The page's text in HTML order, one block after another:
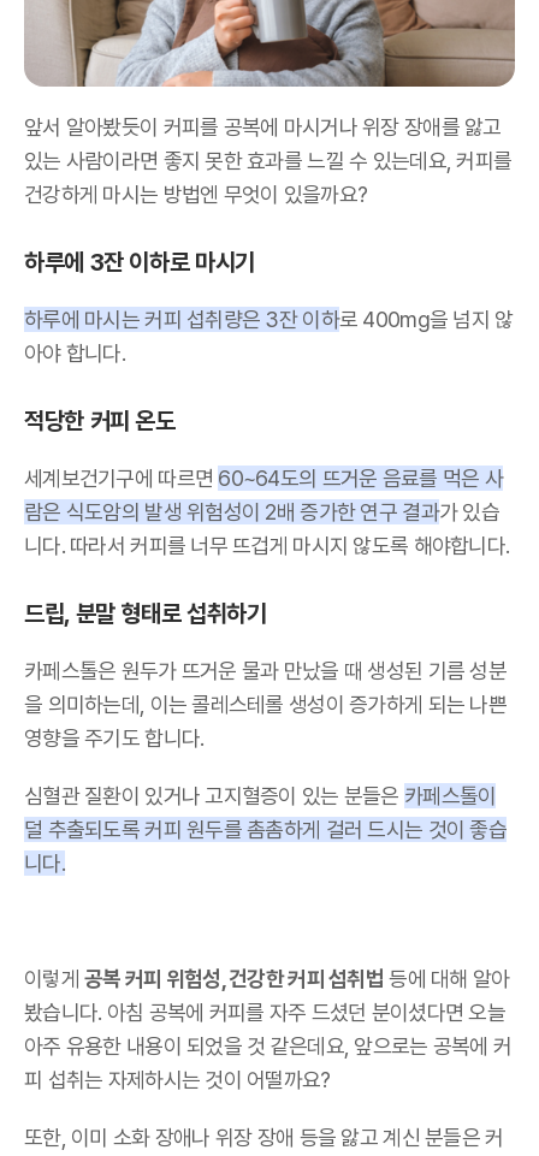
앞서 알아봤듯이 커피를 공복에 마시거나 위장 장애를 앓고
있는 사람이라면 좋지 못한 효과를 느낄 수 있는데요, 커피를
건강하게 마시는 방법엔 무엇이 있을까요?
하루에 3잔 이하로 마시기
하루에 마시는 커피 섭취량은 3잔 이하로 400mg을 넘지 않
아야 합니다.
적당한 커피 온도
세계보건기구에 따르면 60~64도의 뜨거운 음료를 먹은 사
람은 식도암의 발생 위험성이 2배 증가한 연구 결과가 있습
니다. 따라서 커피를 너무 뜨겁게 마시지 않도록 해야합니다.
드립, 분말 형태로 섭취하기
카페스톨은 원두가 뜨거운 물과 만났을 때 생성된 기름 성분
을 의미하는데, 이는 콜레스테롤 생성이 증가하게 되는 나쁜
영향을 주기도 합니다.
심혈관 질환이 있거나 고지혈증이 있는 분들은 카페스톨이
덜 추출되도록 커피 원두를 촘촘하게 걸러 드시는 것이 좋습
니다.
이렇게공복 커피 위험성, 건강한 커피 섭취법 등에 대해 알아
봤습니다. 아침 공복에 커피를 자주 드셨던 분이셨다면 오늘
아주 유용한 내용이 되었을 것 같은데요, 앞으로는 공복에 커
피 섭취는 자제하시는 것이 어떨까요?
또한, 이미 소화 장애나 위장 장애 등을 앓고 계신 분들은 커